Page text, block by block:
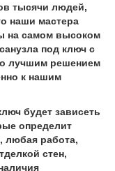
тысячи людей,
наши мастера
на самом высоком
под ключ с
лучшим решением
к нашим
будет зависеть
определит
любая работа,
стен,